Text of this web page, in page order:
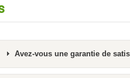
Avez-vous une garantie de